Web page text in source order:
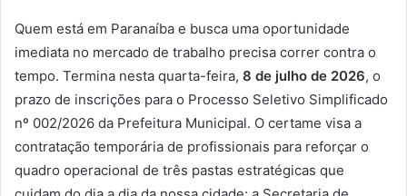
Quem está em Paranaíba e busca uma oportunidade
imediata no mercado de trabalho precisa correr contra o
tempo. Termina nesta quarta-feira, 8 de julho de 2026, o
prazo de inscrições para o Processo Seletivo Simplificado
nº 002/2026 da Prefeitura Municipal. O certame visa a
contratação temporária de profissionais para reforçar o
quadro operacional de três pastas estratégicas que